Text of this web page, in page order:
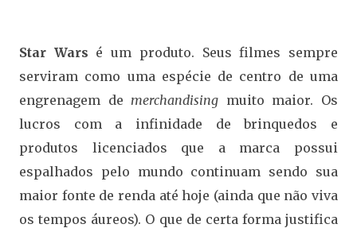
Star Wars é um produto. Seus filmes sempre
serviram como uma espécie de centro de uma
engrenagem demerchandising muito maior. Os
lucros com a infinidade de brinquedos e
produtos licenciados que a marca possui
espalhados pelo mundo continuam sendo sua
maior fonte de renda até hoje (ainda que não viva
os tempos áureos). O que de certa forma justifica